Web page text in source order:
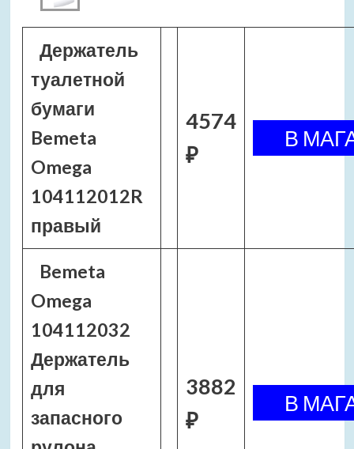
Держатель
туалетной
бумаги
Bemeta
Omega
104112012R
правый
4574
₽
Bemeta
Omega
104112032
Держатель
для
запасного
3882
₽